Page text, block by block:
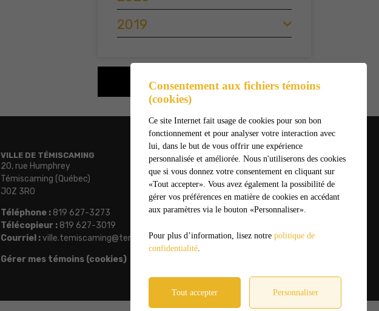
2019
RETOUR AUX ACTUALITÉS
Consentement aux fichiers témoins
(cookies)
Ce site Internet fait usage de cookies pour son bon
fonctionnement et pour analyser votre interaction avec
lui, dans le but de vous offrir une expérience
personnalisée et améliorée. Nous n'utiliserons des cookies
que si vous donnez votre consentement en cliquant sur
«Tout accepter». Vous avez également la possibilité de
gérer vos préférences en matière de cookies en accédant
aux paramètres via le bouton «Personnaliser».
Pour plus d’information, lisez notre politique de
confidentialité.
Tout accepter Personnaliser
VILLE DE TÉMISCAMING
20, rue Humphrey
Témiscaming (Québec)
J0Z 3R0
Téléphone : 819 627-3273
Télécopieur : 819 627-3019
Courriel :ville.temiscaming@temiscaming.net
Gérer mes témoins (cookies)